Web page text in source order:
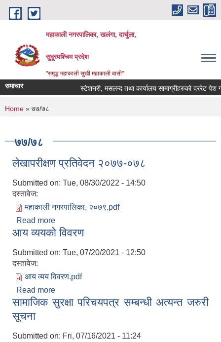
Skip to main content
महाकाली नगरपालिका, खलंगा, दार्चुला,
सुदूरपश्चिम प्रदेश
"समृद्ध महाकाली सुखी महाकाली बासी"
समाचार स्टेशनरी, मसलन्द तथा कार्यालय सामाग्रीहरुको दररेट पेश
You are here
Home » ७७/७८
७७/७८
लेखापरीक्षण प्रतिवेदन २०७७-०७८
Submitted on: Tue, 08/30/2022 - 14:50
दस्तावेज:
महाकाली नगरपालिका, २०७९.pdf
Read more
आय व्ययको विवरण
Submitted on: Tue, 07/20/2021 - 12:50
दस्तावेज:
आय व्यय विवरण.pdf
Read more
सामाजिक सुरक्षा परिचयपत्र सम्बन्धी अत्यन्त जरुरी
सूचना
Submitted on: Fri, 07/16/2021 - 11:24